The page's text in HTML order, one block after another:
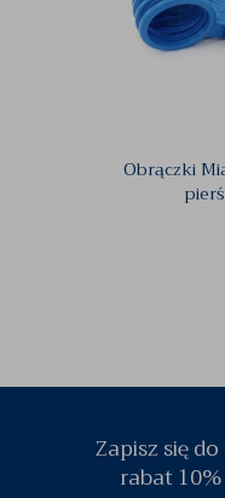
Obrączki
Zapisz się
rabat